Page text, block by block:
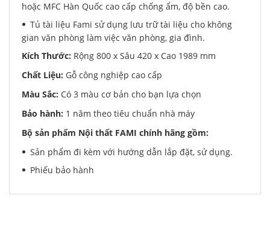
hoặc MFC Hàn Quốc cao cấp chống ẩm, độ bền cao.
Tủ tài liệu Fami sử dụng lưu trữ tài liệu cho không
gian văn phòng làm việc văn phòng, gia đình.
Kích Thước: Rộng 800 x Sâu 420 x Cao 1989 mm
Chất Liệu: Gỗ công nghiệp cao cấp
Màu Sắc: Có 3 màu cơ bản cho bạn lựa chọn
Bảo hành: 1 năm theo tiêu chuẩn nhà máy
Bộ sản phẩm Nội thất FAMI chính hãng gồm:
Sản phẩm đi kèm với hướng dẫn lắp đặt, sử dụng.
Phiếu bảo hành